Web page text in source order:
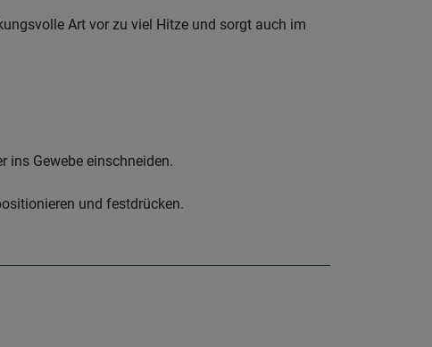
Art vor zu viel Hitze und sorgt auch im
ins Gewebe einschneiden.
und festdrücken.